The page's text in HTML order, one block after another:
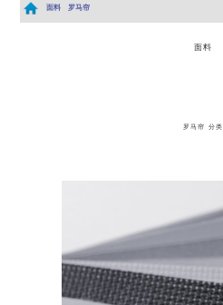
面料 罗马帘
面料
罗马帘 分类